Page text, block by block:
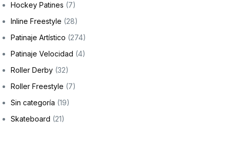
Hockey Patines (7)
Inline Freestyle (28)
Patinaje Artístico (274)
Patinaje Velocidad (4)
Roller Derby (32)
Roller Freestyle (7)
Sin categoría (19)
Skateboard (21)